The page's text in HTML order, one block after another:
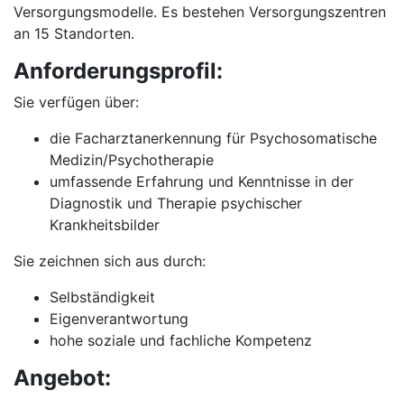
Versorgungsmodelle. Es bestehen Versorgungszentren
an 15 Standorten.
Anforderungsprofil:
Sie verfügen über:
die Facharztanerkennung für Psychosomatische
Medizin/Psychotherapie
umfassende Erfahrung und Kenntnisse in der
Diagnostik und Therapie psychischer
Krankheitsbilder
Sie zeichnen sich aus durch:
Selbständigkeit
Eigenverantwortung
hohe soziale und fachliche Kompetenz
Angebot: